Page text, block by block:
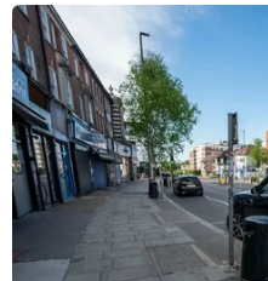
Giáo hoàng Leo XIV
Vatican